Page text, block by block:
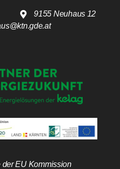
9155 Neuhaus 12
der EU Kommission